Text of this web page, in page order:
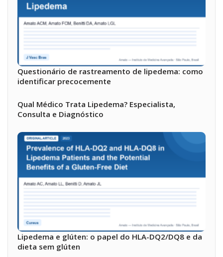
Questionário de rastreamento de lipedema: como
identificar precocemente
Qual Médico Trata Lipedema? Especialista,
Consulta e Diagnóstico
Lipedema e glúten: o papel do HLA-DQ2/DQ8 e da
dieta sem glúten